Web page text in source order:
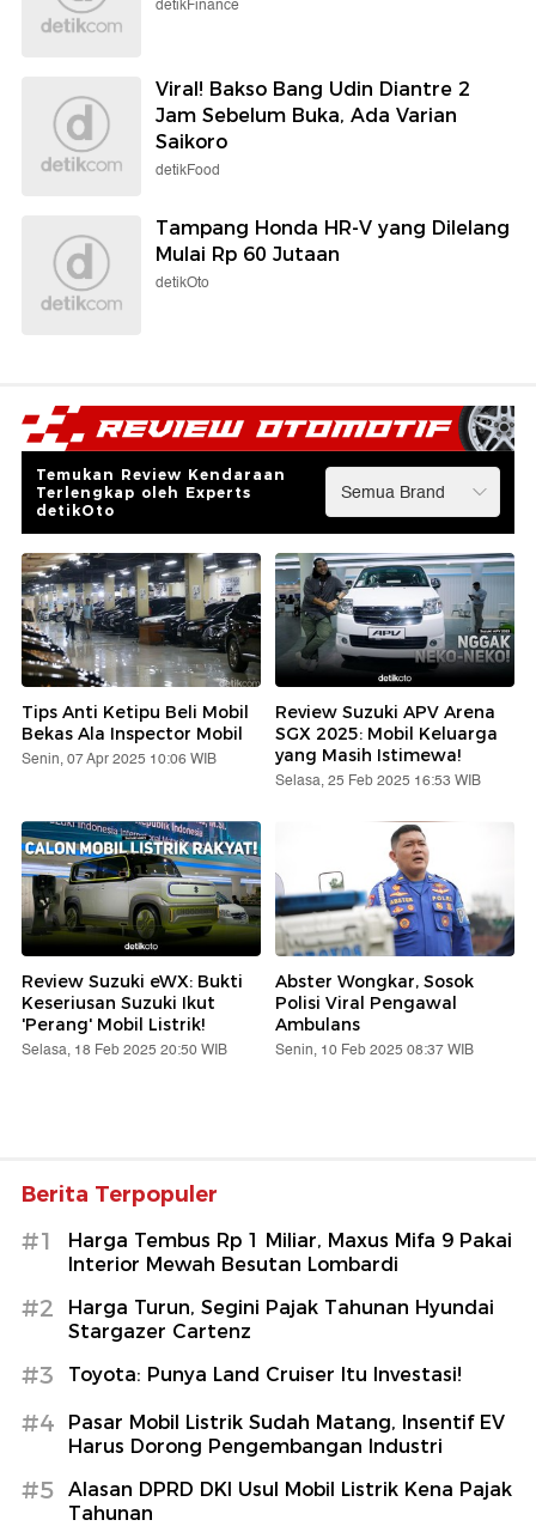
detikFinance
Viral! Bakso Bang Udin Diantre 2
Jam Sebelum Buka, Ada Varian
Saikoro
detikFood
Tampang Honda HR-V yang Dilelang
Mulai Rp 60 Jutaan
detikOto
Temukan Review Kendaraan
Terlengkap oleh Experts
detikOto
Tips Anti Ketipu Beli Mobil
Bekas Ala Inspector Mobil
Senin, 07 Apr 2025 10:06 WIB
Review Suzuki APV Arena
SGX 2025: Mobil Keluarga
yang Masih Istimewa!
Selasa, 25 Feb 2025 16:53 WIB
Review Suzuki eWX: Bukti
Keseriusan Suzuki Ikut
'Perang' Mobil Listrik!
Selasa, 18 Feb 2025 20:50 WIB
Abster Wongkar, Sosok
Polisi Viral Pengawal
Ambulans
Senin, 10 Feb 2025 08:37 WIB
Berita Terpopuler
#1
Harga Tembus Rp 1 Miliar, Maxus Mifa 9 Pakai
Interior Mewah Besutan Lombardi
#2
Harga Turun, Segini Pajak Tahunan Hyundai
Stargazer Cartenz
#3 Toyota: Punya Land Cruiser Itu Investasi!
#4
Pasar Mobil Listrik Sudah Matang, Insentif EV
Harus Dorong Pengembangan Industri
#5
Alasan DPRD DKI Usul Mobil Listrik Kena Pajak
Tahunan